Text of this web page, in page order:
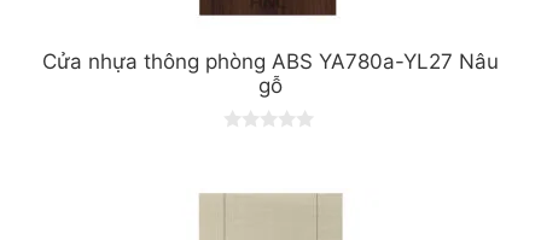
Cửa nhựa thông phòng ABS YA780a-YL27 Nâu
gỗ
t